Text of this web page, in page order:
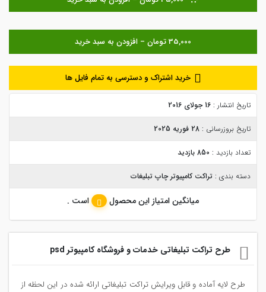
خرید اشتراک و دسترسی به تمام فایل ها
تاریخ انتشار : 16 جولای 2016
تاریخ بروزرسانی : 28 فوریه 2025
تعداد بازدید : 850 بازدید
دسته بندی : تراکت کامپیوتر چاپ تبلیغات
میانگین امتیاز این محصول است .
طرح تراکت تبلیغاتی خدمات و فروشگاه کامپیوتر psd
طرح لایه آماده و قابل ویرایش تراکت تبلیغاتی ارائه شده در این لحظه از